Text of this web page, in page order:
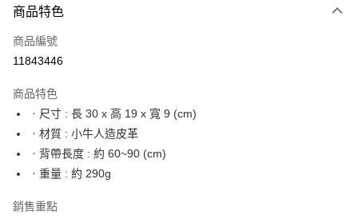
Apple Pay
街口支付
Google Pay
全盈+PAY
大哥付你分期
相關說明
1.本服務由台灣大哥大提供，台灣大哥大用戶可立即使用無須另外申請。
AFTEE先享後付
商品特色
商品編號
11843446
商品特色
ㆍ尺寸 : 長 30 x 高 19 x 寬 9 (cm)
ㆍ材質 : 小牛人造皮革
ㆍ背帶長度 : 約 60~90 (cm)
ㆍ重量 : 約 290g
銷售重點